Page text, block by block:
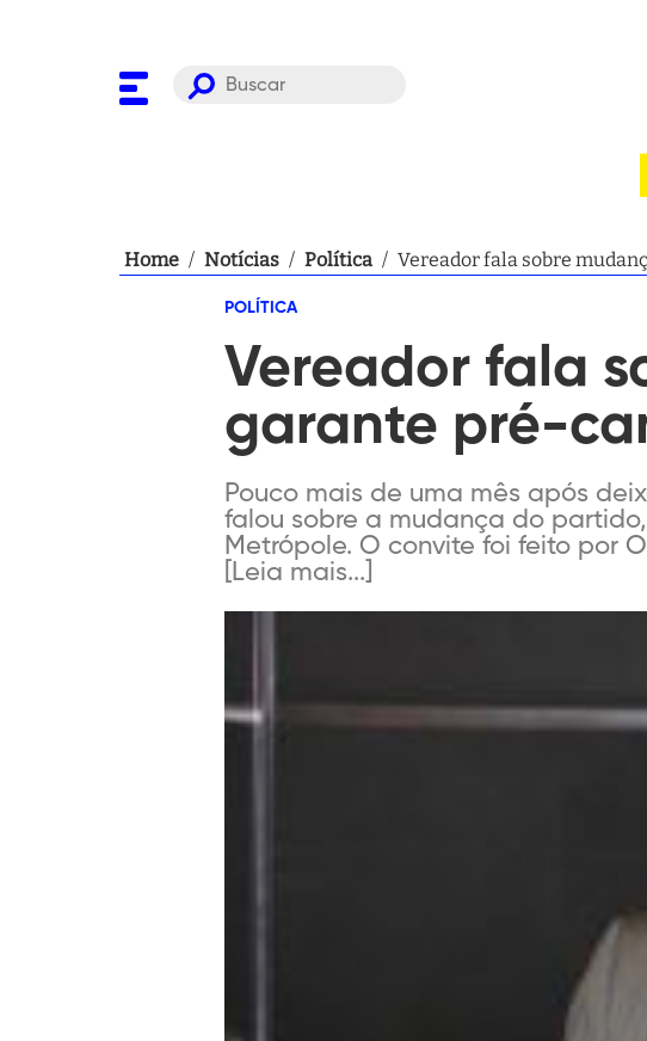
Home / Notícias / Política / Vereador fala sobre
POLÍTICA
Vereador fala
garante pré-
Pouco mais de uma mês após
falou sobre a mudança do
Metrópole. O convite foi feito por
[Leia mais...]